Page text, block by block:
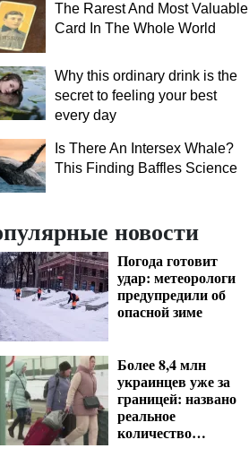
The Rarest And Most Valuable
Card In The Whole World
Why this ordinary drink is the
secret to feeling your best
every day
Is There An Intersex Whale?
This Finding Baffles Science
новости
Погода готовит
удар: метеорологи
предупредили об
опасной зиме
Более 8,4 млн
украинцев уже за
границей: названо
реальное
количество